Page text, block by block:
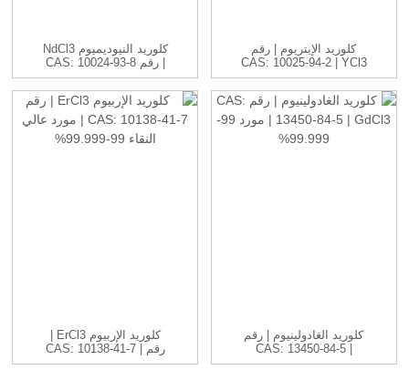
كلوريد النيوديميوم NdCl3
| رقم CAS: 10024-93-8
...
كلوريد الإيتريوم | رقم
CAS: 10025-94-2 | YCl3
...
رقم CAS: 10138-41-7 |
H...
كلوريد الغادولينيوم | رقم
CAS: 13450-84-5 |
GdC...